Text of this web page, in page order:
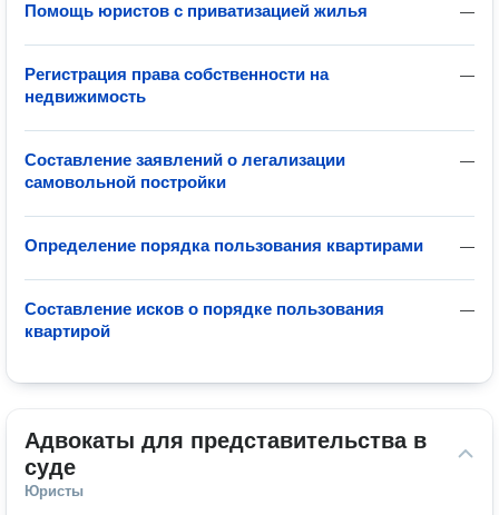
—
Помощь юристов с приватизацией жилья
—
Регистрация права собственности на
недвижимость
—
Составление заявлений о легализации
самовольной постройки
—
Определение порядка пользования квартирами
—
Составление исков о порядке пользования
квартирой
Адвокаты для представительства в
суде
Юристы